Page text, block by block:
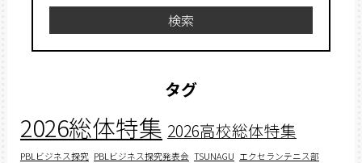
検索
タグ
2026総体特集 2026高校総体特集
PBLビジネス探究 PBLビジネス探究発表会 TSUNAGU エクセランテニス部